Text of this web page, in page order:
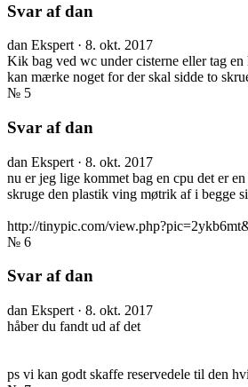
Svar af dan
dan Ekspert · 8. okt. 2017
Kik bag ved wc under cisterne eller tag
kan mærke noget for der skal sidde to
№ 5
Svar af dan
dan Ekspert · 8. okt. 2017
nu er jeg lige kommet bag en cpu det er
skruge den plastik ving møtrik af i begge
http://tinypic.com/
№ 6
Svar af dan
dan Ekspert · 8. okt. 2017
håber du fandt ud af det
ps vi kan godt skaffe reservedele til den